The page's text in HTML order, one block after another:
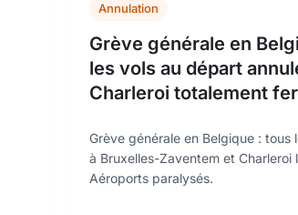
Annulation
Grève générale en
les vols au départ
Charleroi totalement
Grève générale en Belgique : tous
à Bruxelles-Zaventem et Charleroi
Aéroports paralysés.